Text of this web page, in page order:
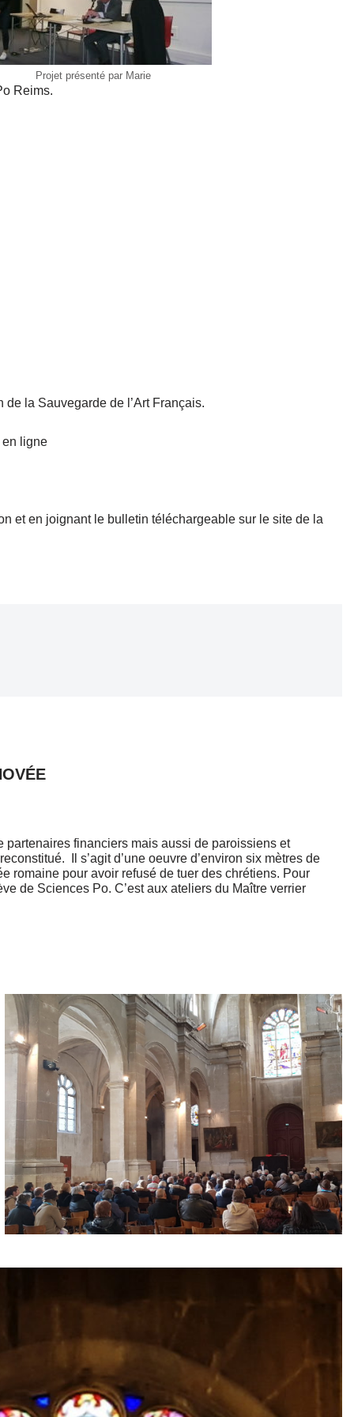
Projet présenté par Marie
Reims.
la Sauvegarde de l’Art Français.
en ligne
et en joignant le bulletin téléchargeable sur le site de la
partenaires financiers mais aussi de paroissiens et
Il s’agit d’une oeuvre d’environ six mètres de
romaine pour avoir refusé de tuer des chrétiens. Pour
de Sciences Po. C’est aux ateliers du Maître verrier